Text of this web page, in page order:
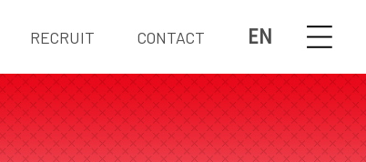
EN
RECRUIT CONTACT